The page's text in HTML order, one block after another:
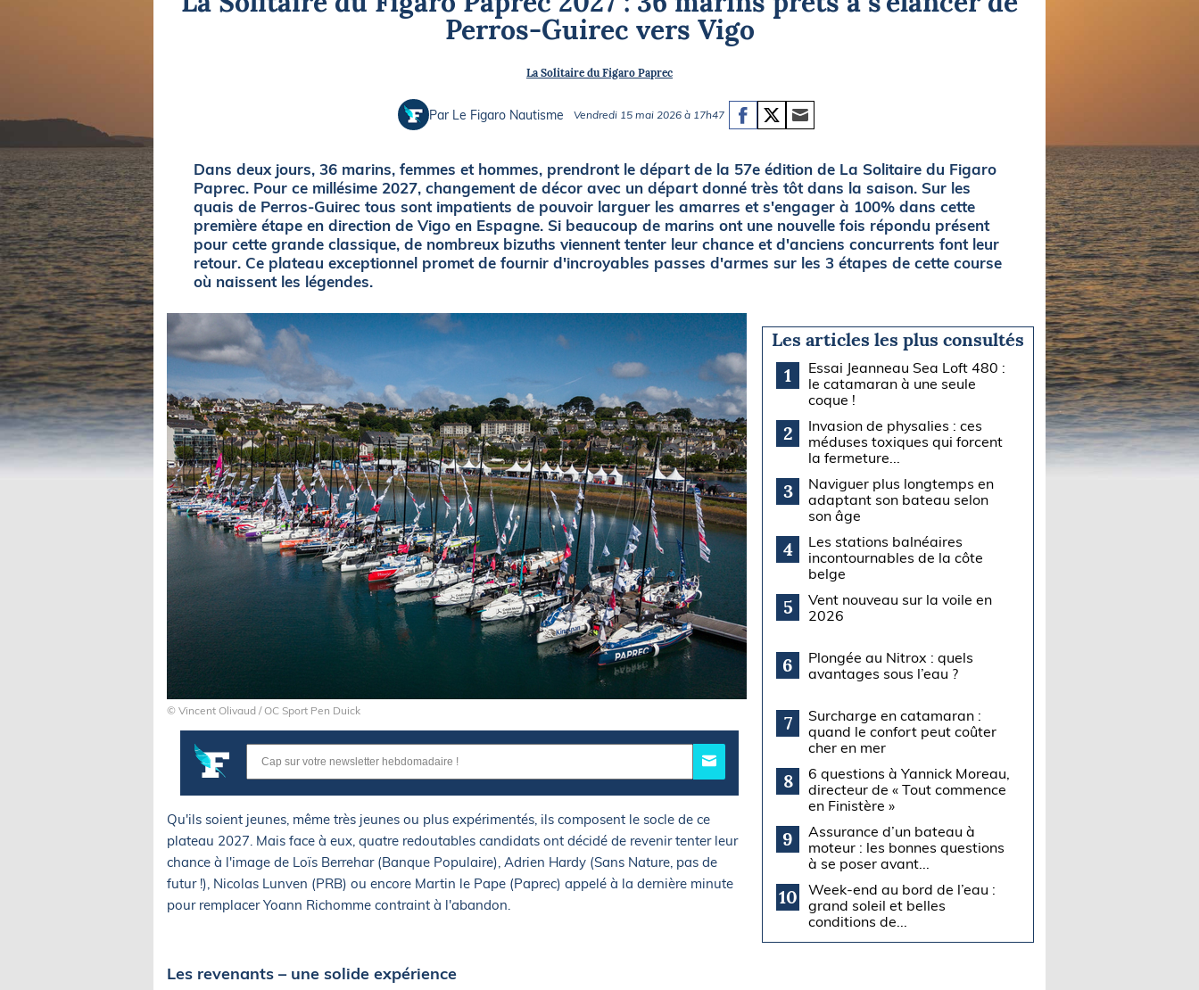
Equipements
LOISIRS
Glisse
Briefings
Perros-Guirec vers Vigo
La Solitaire du Figaro Paprec
Par Le Figaro Nautisme Vendredi 15 mai 2026 à 17h47
Dans deux jours, 36 marins, femmes et hommes, prendront le départ de la 57e édition de La Solitaire du Figaro
Paprec. Pour ce millésime 2027, changement de décor avec un départ donné très tôt dans la saison. Sur les
quais de Perros-Guirec tous sont impatients de pouvoir larguer les amarres et s'engager à 100% dans cette
première étape en direction de Vigo en Espagne. Si beaucoup de marins ont une nouvelle fois répondu présent
pour cette grande classique, de nombreux bizuths viennent tenter leur chance et d'anciens concurrents font leur
retour. Ce plateau exceptionnel promet de fournir d'incroyables passes d'armes sur les 3 étapes de cette course
où naissent les légendes.
© Vincent Olivaud / OC Sport Pen Duick
Qu'ils soient jeunes, même très jeunes ou plus expérimentés, ils composent le socle de ce
plateau 2027. Mais face à eux, quatre redoutables candidats ont décidé de revenir tenter leur
chance à l'image de Loïs Berrehar (Banque Populaire), Adrien Hardy (Sans Nature, pas de
futur !), Nicolas Lunven (PRB) ou encore Martin le Pape (Paprec) appelé à la dernière minute
pour remplacer Yoann Richomme contraint à l'abandon.
Les revenants – une solide expérience
Les articles les plus consultés
1
Essai Jeanneau Sea Loft 480 :
le catamaran à une seule
coque !
2
Invasion de physalies : ces
méduses toxiques qui forcent
la fermeture...
3
Naviguer plus longtemps en
adaptant son bateau selon
son âge
4
Les stations balnéaires
incontournables de la côte
belge
5
Vent nouveau sur la voile en
2026
6
Plongée au Nitrox : quels
avantages sous l’eau ?
7
Surcharge en catamaran :
quand le confort peut coûter
cher en mer
8
6 questions à Yannick Moreau,
directeur de « Tout commence
en Finistère »
9
Assurance d’un bateau à
moteur : les bonnes questions
à se poser avant...
10
Week-end au bord de l’eau :
grand soleil et belles
conditions de...